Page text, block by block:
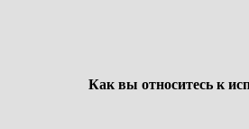
Как вы относитесь к